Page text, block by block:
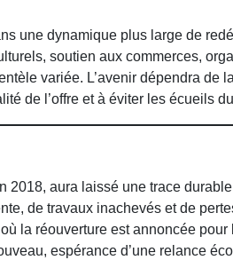
une dynamique plus large de
soutien aux commerces,
variée. L’avenir dépendra de
de l’offre et à éviter les écueils
2018, aura laissé une trace
de travaux inachevés et de
la réouverture est annoncée pour
espérance d’une relance